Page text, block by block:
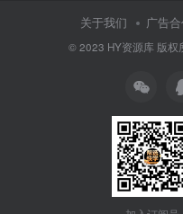
关于我们 广告
© 2023 HY资源库版权